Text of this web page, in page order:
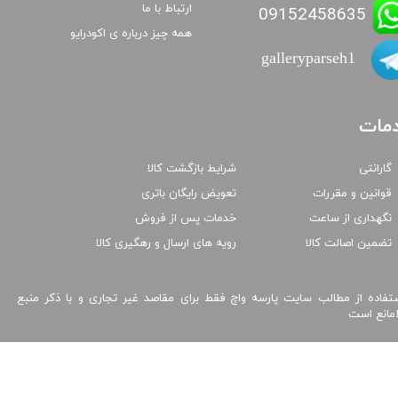
09152458635
از مطالب سایت پارسه واچ فقط برای مقاصد غیر تجاری و با ذکر منبع
است
گارانتی
قوانین و مقررات
نگهداری از ساعت
تضمین اصالت کالا
ارتباط با ما
همه چیز درباره ی اکودرایو
galleryparseh1
شرایط بازگشت کالا
تعویض رایگان باتری
خدمات پس از فروش
رویه های ارسال و رهگیری کالا